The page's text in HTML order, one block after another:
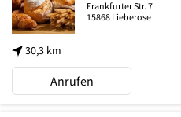
30,3 km
Frankfurter Str. 7
15868 Lieberose
Anrufen